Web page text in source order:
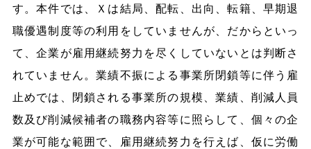
す。本件では、Ｘは結局、配転、出向、転籍、早期退
職優遇制度等の利用をしていませんが、だからといっ
て、企業が雇用継続努力を尽くしていないとは判断さ
れていません。業績不振による事業所閉鎖等に伴う雇
止めでは、閉鎖される事業所の規模、業績、削減人員
数及び削減候補者の職務内容等に照らして、個々の企
業が可能な範囲で、雇用継続努力を行えば、仮に労働